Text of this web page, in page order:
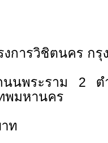
งการวิชิตนคร กรุ
นพระราม 2 ต
พมหานคร
ท